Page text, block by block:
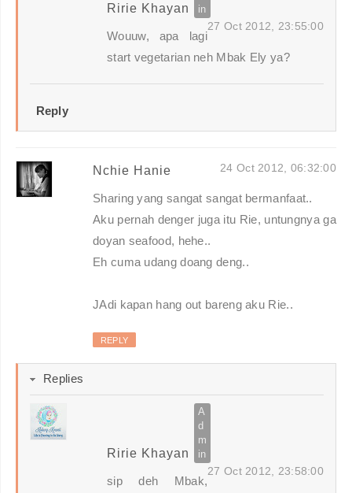
Ririe Khayan
27 Oct 2012, 23:55:00
Wouuw, apa lagi
start vegetarian neh Mbak Ely ya?
Reply
Nchie Hanie 24 Oct 2012, 06:32:00
Sharing yang sangat sangat bermanfaat..
Aku pernah denger juga itu Rie, untungnya ga
doyan seafood, hehe..
Eh cuma udang doang deng..
JAdi kapan hang out bareng aku Rie..
REPLY
Replies
Ririe Khayan
27 Oct 2012, 23:58:00
sip deh Mbak,